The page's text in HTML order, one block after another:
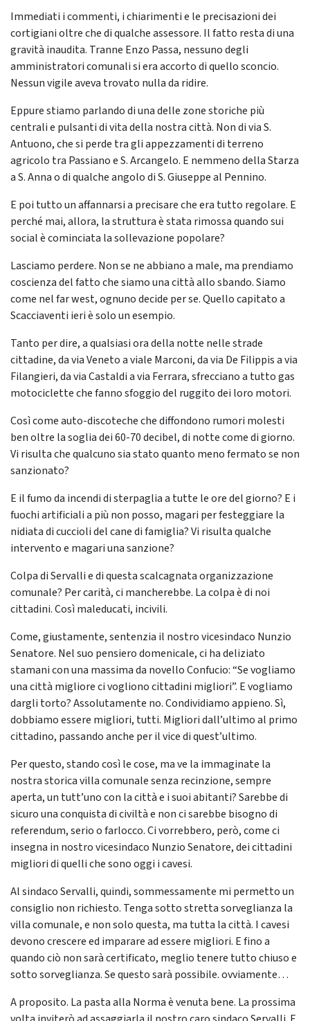
Immediati i commenti, i chiarimenti e le precisazioni dei
cortigiani oltre che di qualche assessore. Il fatto resta di una
gravità inaudita. Tranne Enzo Passa, nessuno degli
amministratori comunali si era accorto di quello sconcio.
Nessun vigile aveva trovato nulla da ridire.
Eppure stiamo parlando di una delle zone storiche più
centrali e pulsanti di vita della nostra città. Non di via S.
Antuono, che si perde tra gli appezzamenti di terreno
agricolo tra Passiano e S. Arcangelo. E nemmeno della Starza
a S. Anna o di qualche angolo di S. Giuseppe al Pennino.
E poi tutto un affannarsi a precisare che era tutto regolare. E
perché mai, allora, la struttura è stata rimossa quando sui
social è cominciata la sollevazione popolare?
Lasciamo perdere. Non se ne abbiano a male, ma prendiamo
coscienza del fatto che siamo una città allo sbando. Siamo
come nel far west, ognuno decide per se. Quello capitato a
Scacciaventi ieri è solo un esempio.
Tanto per dire, a qualsiasi ora della notte nelle strade
cittadine, da via Veneto a viale Marconi, da via De Filippis a via
Filangieri, da via Castaldi a via Ferrara, sfrecciano a tutto gas
motociclette che fanno sfoggio del ruggito dei loro motori.
Così come auto-discoteche che diffondono rumori molesti
ben oltre la soglia dei 60-70 decibel, di notte come di giorno.
Vi risulta che qualcuno sia stato quanto meno fermato se non
sanzionato?
E il fumo da incendi di sterpaglia a tutte le ore del giorno? E i
fuochi artificiali a più non posso, magari per festeggiare la
nidiata di cuccioli del cane di famiglia? Vi risulta qualche
intervento e magari una sanzione?
Colpa di Servalli e di questa scalcagnata organizzazione
comunale? Per carità, ci mancherebbe. La colpa è di noi
cittadini. Così maleducati, incivili.
Come, giustamente, sentenzia il nostro vicesindaco Nunzio
Senatore. Nel suo pensiero domenicale, ci ha deliziato
stamani con una massima da novello Confucio: “Se vogliamo
una città migliore ci vogliono cittadini migliori”. E vogliamo
dargli torto? Assolutamente no. Condividiamo appieno. Sì,
dobbiamo essere migliori, tutti. Migliori dall’ultimo al primo
cittadino, passando anche per il vice di quest’ultimo.
Per questo, stando così le cose, ma ve la immaginate la
nostra storica villa comunale senza recinzione, sempre
aperta, un tutt’uno con la città e i suoi abitanti? Sarebbe di
sicuro una conquista di civiltà e non ci sarebbe bisogno di
referendum, serio o farlocco. Ci vorrebbero, però, come ci
insegna in nostro vicesindaco Nunzio Senatore, dei cittadini
migliori di quelli che sono oggi i cavesi.
Al sindaco Servalli, quindi, sommessamente mi permetto un
consiglio non richiesto. Tenga sotto stretta sorveglianza la
villa comunale, e non solo questa, ma tutta la città. I cavesi
devono crescere ed imparare ad essere migliori. E fino a
quando ciò non sarà certificato, meglio tenere tutto chiuso e
sotto sorveglianza. Se questo sarà possibile. ovviamente…
A proposito. La pasta alla Norma è venuta bene. La prossima